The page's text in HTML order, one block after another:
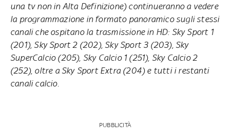
una tv non in Alta Definizione) continueranno a vedere
la programmazione in formato panoramico sugli stessi
canali che ospitano la trasmissione in HD: Sky Sport 1
(201), Sky Sport 2 (202), Sky Sport 3 (203), Sky
SuperCalcio (205), Sky Calcio 1 (251), Sky Calcio 2
(252), oltre a Sky Sport Extra (204) e tutti i restanti
canali calcio.
PUBBLICITÀ